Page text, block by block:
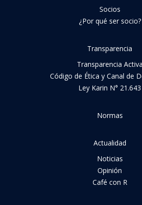
Socios
¿Por qué ser socio?
Transparencia
Transparencia Activa
Código de Ética y Canal de
Ley Karin N° 21.643
Normas
Actualidad
Noticias
Opinión
Café con R